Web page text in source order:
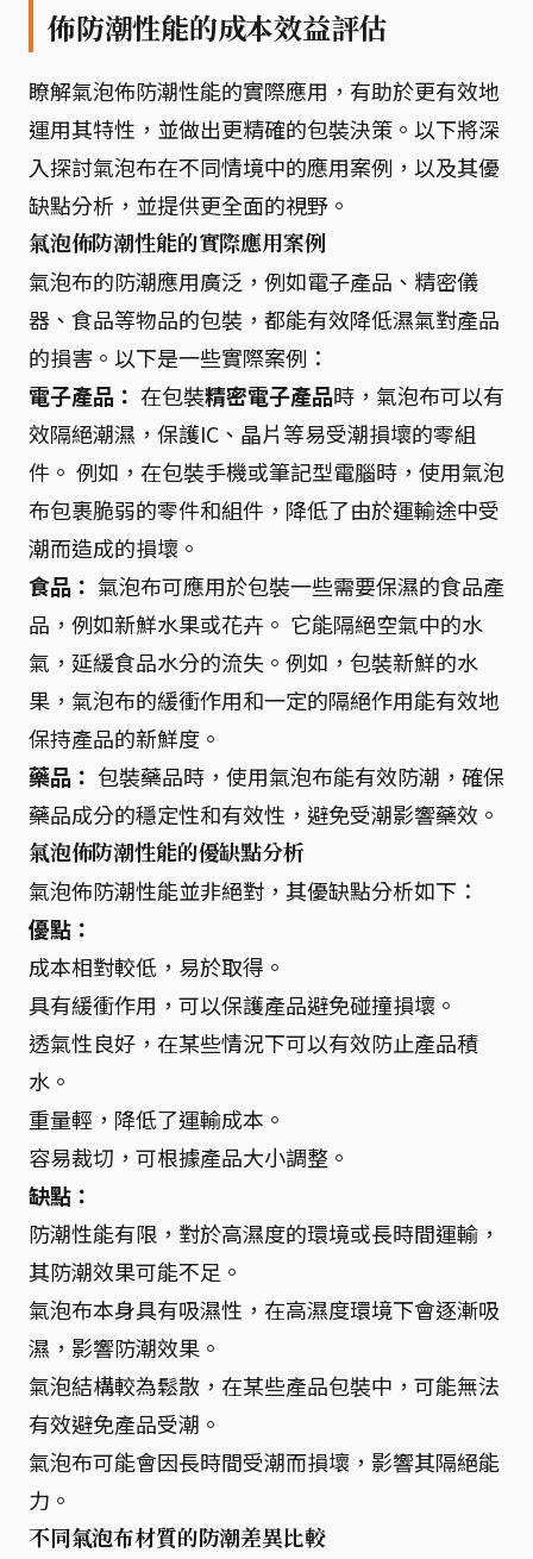
佈防潮性能的成本效益評估
瞭解氣泡佈防潮性能的實際應用，有助於更有效地
運用其特性，並做出更精確的包裝決策。以下將深
入探討氣泡布在不同情境中的應用案例，以及其優
缺點分析，並提供更全面的視野。
氣泡佈防潮性能的實際應用案例
氣泡布的防潮應用廣泛，例如電子產品、精密儀
器、食品等物品的包裝，都能有效降低濕氣對產品
的損害。以下是一些實際案例：
電子產品： 在包裝精密電子產品時，氣泡布可以有
效隔絕潮濕，保護IC、晶片等易受潮損壞的零組
件。 例如，在包裝手機或筆記型電腦時，使用氣泡
布包裹脆弱的零件和組件，降低了由於運輸途中受
潮而造成的損壞。
食品： 氣泡布可應用於包裝一些需要保濕的食品產
品，例如新鮮水果或花卉。 它能隔絕空氣中的水
氣，延緩食品水分的流失。例如，包裝新鮮的水
果，氣泡布的緩衝作用和一定的隔絕作用能有效地
保持產品的新鮮度。
藥品： 包裝藥品時，使用氣泡布能有效防潮，確保
藥品成分的穩定性和有效性，避免受潮影響藥效。
氣泡佈防潮性能的優缺點分析
氣泡佈防潮性能並非絕對，其優缺點分析如下：
優點：
成本相對較低，易於取得。
具有緩衝作用，可以保護產品避免碰撞損壞。
透氣性良好，在某些情況下可以有效防止產品積
水。
重量輕，降低了運輸成本。
容易裁切，可根據產品大小調整。
缺點：
防潮性能有限，對於高濕度的環境或長時間運輸，
其防潮效果可能不足。
氣泡布本身具有吸濕性，在高濕度環境下會逐漸吸
濕，影響防潮效果。
氣泡結構較為鬆散，在某些產品包裝中，可能無法
有效避免產品受潮。
氣泡布可能會因長時間受潮而損壞，影響其隔絕能
力。
不同氣泡布材質的防潮差異比較